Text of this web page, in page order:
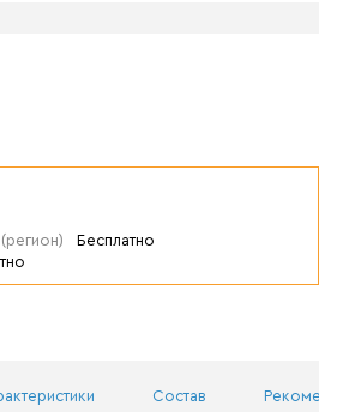
Бесплатно
Состав